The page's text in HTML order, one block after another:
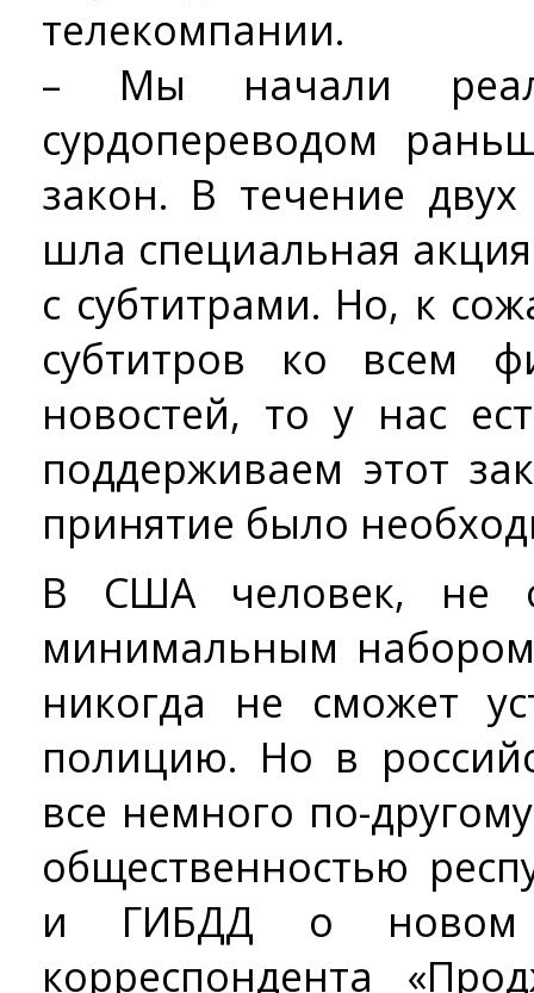
телекомпании.
– Мы начали
сурдопереводом
закон. В течение
шла специальная
с субтитрами. Но, к
субтитров ко всем
новостей, то у нас
поддерживаем этот
принятие было
В США человек, не
минимальным
никогда не сможет
полицию. Но в
все немного по-
общественностью
и ГИБДД о новом
корреспондента